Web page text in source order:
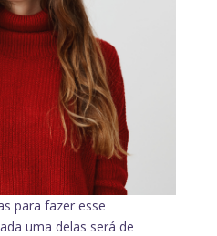
para fazer esse
uma delas será de